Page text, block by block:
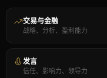
交易与金融
战略、分析、盈利能力
发言
信任、影响力、领导力